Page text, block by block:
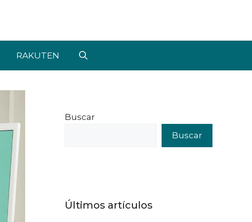
RAKUTEN
Buscar
Buscar
Últimos artículos